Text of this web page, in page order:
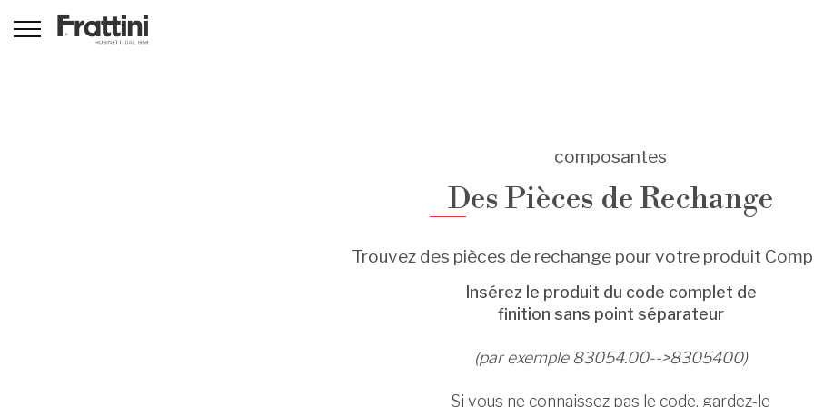
composantes
Des Pièces de Rechange
Trouvez des pièces de rechange pour votre produit
Insérez le produit du code complet de
finition sans point séparateur
(par exemple 83054.00-->8305400)
Si vous ne connaissez pas le code, gardez-le